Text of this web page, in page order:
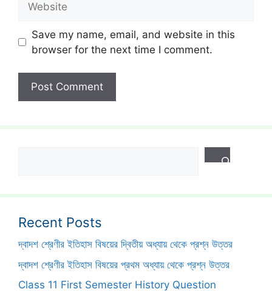
Save my name, email, and website in this
browser for the next time I comment.
Recent Posts
দ্বাদশ শ্রেণীর ইতিহাস বিষয়ের দ্বিতীয় অধ্যায় থেকে প্রশ্ন উত্তর
দ্বাদশ শ্রেণীর ইতিহাস বিষয়ের প্রথম অধ্যায় থেকে প্রশ্ন উত্তর
Class 11 First Semester History Question